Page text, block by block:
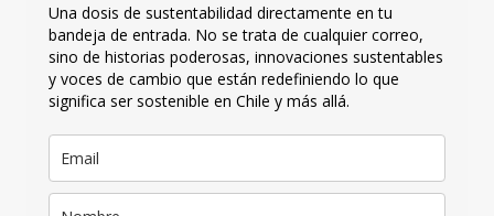
Una dosis de sustentabilidad directamente en tu
bandeja de entrada. No se trata de cualquier correo,
sino de historias poderosas, innovaciones sustentables
y voces de cambio que están redefiniendo lo que
significa ser sostenible en Chile y más allá.